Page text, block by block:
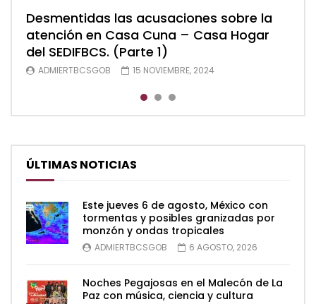
Desmentidas las acusaciones sobre la
atención en Casa Cuna – Casa Hogar
del SEDIFBCS. (Parte 1)
ADMIERTBCSGOB 15 NOVIEMBRE, 2024
Desmentidas las acusaciones sobre la
atención en Casa Cuna – Casa Hogar
del SEDIFBCS. (Parte 2)
ADMIERTBCSGOB 15 NOVIEMBRE, 2024
Desmentidas las acusaciones sobre la
atención en Casa Cuna – Casa Hogar
del SEDIFBCS (Parte 3)
ADMIERTBCSGOB 15 NOVIEMBRE, 2024
ÚLTIMAS NOTICIAS
Este jueves 6 de agosto, México con
tormentas y posibles granizadas por
monzón y ondas tropicales
ADMIERTBCSGOB 6 AGOSTO, 2026
Noches Pegajosas en el Malecón de La
Paz con música, ciencia y cultura